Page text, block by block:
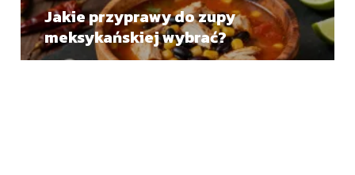
Jakie przyprawy do zupy
meksykańskiej wybrać?